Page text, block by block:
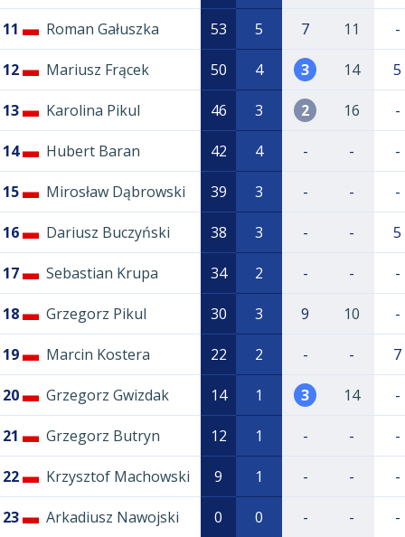
11 Roman Gałuszka 53 5 7 11 -
12 Mariusz Frącek 50 4 3 14 5
13 Karolina Pikul 46 3 2 16 -
14 Hubert Baran 42 4 - - -
15 Mirosław Dąbrowski 39 3 - - -
16 Dariusz Buczyński 38 3 - - 5
17 Sebastian Krupa 34 2 - - -
18 Grzegorz Pikul 30 3 9 10 -
19 Marcin Kostera 22 2 - - 7
20 Grzegorz Gwizdak 14 1 3 14 -
21 Grzegorz Butryn 12 1 - - -
22 Krzysztof Machowski 9 1 - - -
23 Arkadiusz Nawojski 0 0 - - -